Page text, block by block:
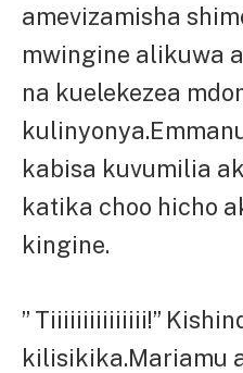
amevizamisha
mwingine alikuwa
na kuelekezea
kabisa kuvumilia
katika choo hicho
kingine.
” Tiiiiiiiiiiiiiii!”
kilisikika.Mariamu